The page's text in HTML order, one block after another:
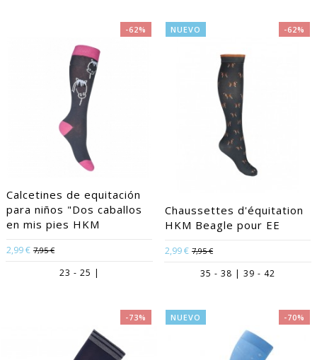
-62%
Calcetines de equitación
para niños "Dos caballos
en mis pies HKM
2,99 € 7,95 €
23 - 25 |
NUEVO -62%
Chaussettes d'équitation
HKM Beagle pour EE
2,99 € 7,95 €
35 - 38 | 39 - 42
-73% NUEVO -70%